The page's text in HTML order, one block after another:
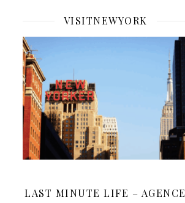
VISITNEWYORK
LAST MINUTE LIFE – AGENCE